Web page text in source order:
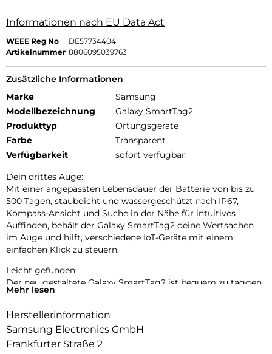
Informationen nach EU Data Act
WEEE Reg No
DE57734404
Artikelnummer 8806095039763
Zusätzliche Informationen
Marke
Samsung
Modellbezeichnung
Galaxy SmartTag2
Produkttyp
Ortungsgeräte
Farbe
Transparent
Verfügbarkeit
sofort verfügbar
Dein drittes Auge:
Mit einer angepassten Lebensdauer der Batterie von bis zu
500 Tagen, staubdicht und wassergeschützt nach IP67,
Kompass-Ansicht und Suche in der Nähe für intuitives
Auffinden, behält der Galaxy SmartTag2 deine Wertsachen
im Auge und hilft, verschiedene IoT-Geräte mit einem
einfachen Klick zu steuern.
Leicht gefunden:
Der neu gestaltete Galaxy SmartTag2 ist bequem zu taggen
und zu tragen. Er ist staubdicht und wassergeschützt nach
hält bis zu 500 Tage oder sogar bis zu 40 % länger im
Energiesparmodus.
Mehr lesen
Herstellerinformation
Samsung Electronics GmbH
Frankfurter Straße 2